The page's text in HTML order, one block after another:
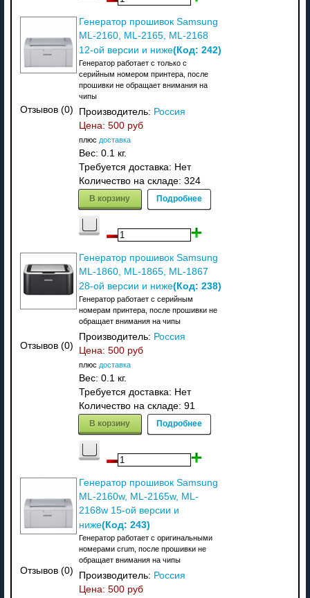
Отзывов (0)
Генератор прошивок Samsung
ML-2160, ML-2165, ML-2168
12-ой версии и ниже(Код: 242)
Генератор работает с только с
серийным номером принтера, после
прошивки не обращает внимания на
чипы
Производитель: Россия
Цена: 500 руб
плюс доставка
Вес: 0.1 кг.
Требуется доставка: Нет
Количество на складе: 324
В корзину Подробнее
Отзывов (0)
Генератор прошивок Samsung
ML-1860, ML-1865, ML-1867
28-ой версии и ниже(Код: 238)
Генератор работает с серийным
номерам принтера, после прошивки не
обращает внимания на чипы
Производитель: Россия
Цена: 500 руб
плюс доставка
Вес: 0.1 кг.
Требуется доставка: Нет
Количество на складе: 91
В корзину Подробнее
Отзывов (0)
Генератор прошивок Samsung
ML-2160w, ML-2165w, ML-
2168w 15-ой версии и
ниже(Код: 243)
Генератор работает с оригинальными
номерами crum, после прошивки не
обращает внимания на чипы
Производитель: Россия
Цена: 500 руб